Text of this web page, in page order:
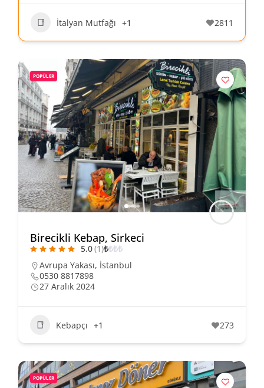
İtalyan Mutfağı +1 2811
POPÜLER
Birecikli Kebap, Sirkeci
5.0(1)₺₺₺₺
Avrupa Yakası, İstanbul
0530 8817898
27 Aralık 2024
Kebapçı +1 273
POPÜLER